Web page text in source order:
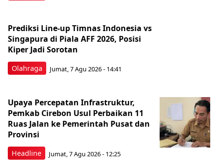
Olahraga
Prediksi Line-up Timnas Indonesia vs
Singapura di Piala AFF 2026, Posisi
Kiper Jadi Sorotan
Jumat, 7 Agu 2026 - 14:41
Headline
Upaya Percepatan Infrastruktur,
Pemkab Cirebon Usul Perbaikan 11
Ruas Jalan ke Pemerintah Pusat dan
Provinsi
Jumat, 7 Agu 2026 - 12:25